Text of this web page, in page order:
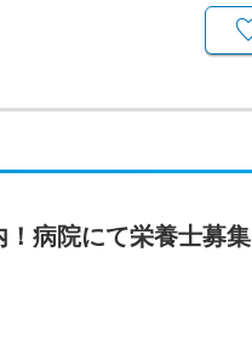
病院にて栄養士募集